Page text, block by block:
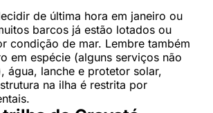
de última hora em janeiro ou
barcos já estão lotados ou
condição de mar. Lembre também
em espécie (alguns serviços não
água, lanche e protetor solar,
na ilha é restrita por